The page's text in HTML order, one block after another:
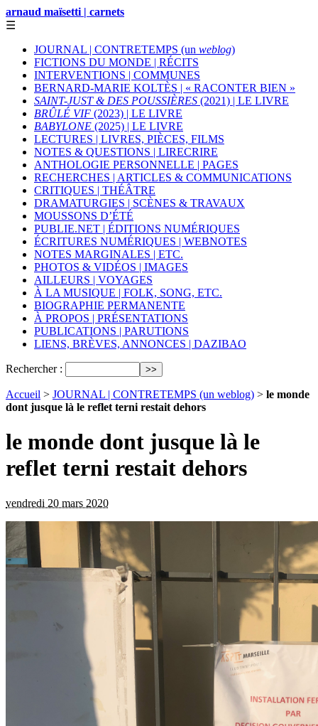
arnaud maïsetti | carnets
☰
JOURNAL | CONTRETEMPS (un weblog)
FICTIONS DU MONDE | RÉCITS
INTERVENTIONS | COMMUNES
BERNARD-MARIE KOLTÈS | « RACONTER BIEN »
SAINT-JUST & DES POUSSIÈRES (2021) | LE LIVRE
BRÛLÉ VIF (2023) | LE LIVRE
BABYLONE (2025) | LE LIVRE
LECTURES | LIVRES, PIÈCES, FILMS
NOTES & QUESTIONS | LIRECRIRE
ANTHOLOGIE PERSONNELLE | PAGES
RECHERCHES | ARTICLES & COMMUNICATIONS
CRITIQUES | THÉÂTRE
DRAMATURGIES | SCÈNES & TRAVAUX
MOUSSONS D’ÉTÉ
PUBLIE.NET | ÉDITIONS NUMÉRIQUES
ÉCRITURES NUMÉRIQUES | WEBNOTES
NOTES MARGINALES | ETC.
PHOTOS & VIDÉOS | IMAGES
AILLEURS | VOYAGES
À LA MUSIQUE | FOLK, SONG, ETC.
BIOGRAPHIE PERMANENTE
À PROPOS | PRÉSENTATIONS
PUBLICATIONS | PARUTIONS
LIENS, BRÈVES, ANNONCES | DAZIBAO
Rechercher :
Accueil > JOURNAL | CONTRETEMPS (un weblog) > le monde
dont jusque là le reflet terni restait dehors
le monde dont jusque là le
reflet terni restait dehors
vendredi 20 mars 2020